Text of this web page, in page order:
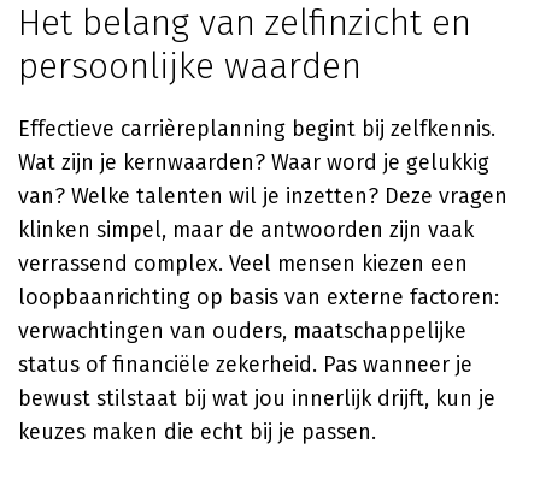
Het belang van zelfinzicht en
persoonlijke waarden
Effectieve carrièreplanning begint bij zelfkennis.
Wat zijn je kernwaarden? Waar word je gelukkig
van? Welke talenten wil je inzetten? Deze vragen
klinken simpel, maar de antwoorden zijn vaak
verrassend complex. Veel mensen kiezen een
loopbaanrichting op basis van externe factoren:
verwachtingen van ouders, maatschappelijke
status of financiële zekerheid. Pas wanneer je
bewust stilstaat bij wat jou innerlijk drijft, kun je
keuzes maken die echt bij je passen.